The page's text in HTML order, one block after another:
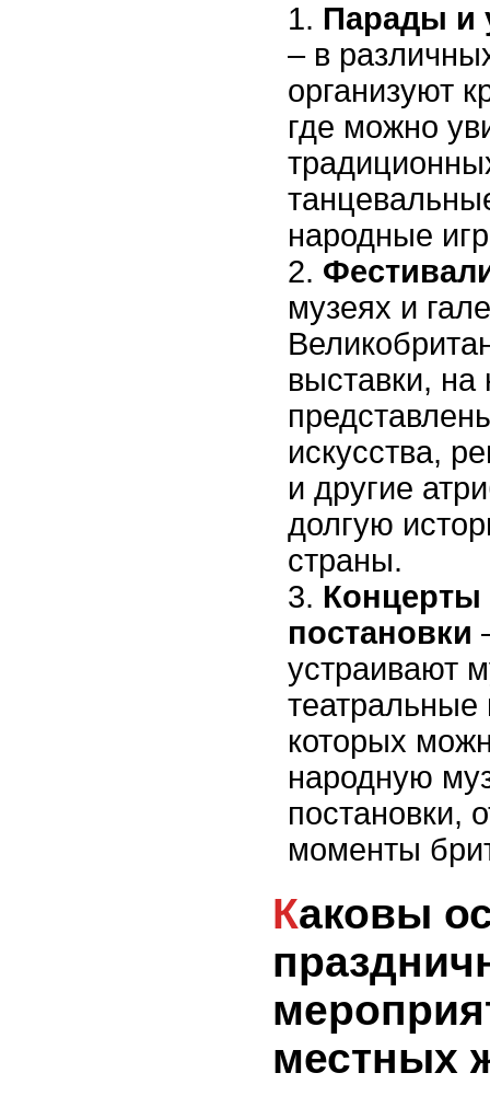
Парады и
– в
организуют
где можно
народные
музеях и
выставки, на
искусства,
и другие
долгую
страны.
Концерты
постановки
устраивают
которых
народную
постановки,
моменты
Каковы особенности
местных